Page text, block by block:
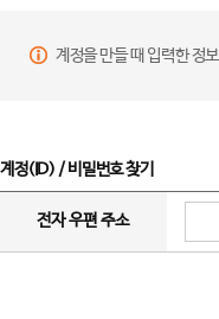
계정을 만들 때 입력한 정
계정(ID) / 비밀번호 찾기
전자 우편 주소